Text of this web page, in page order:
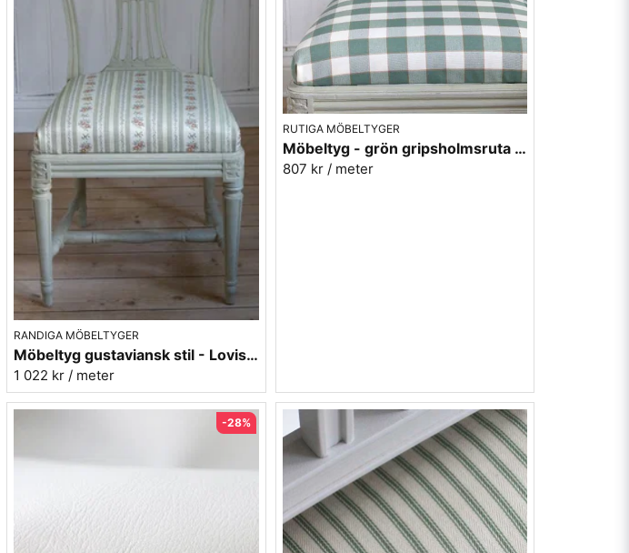
RANDIGA MÖBELTYGER
Möbeltyg gustaviansk stil - Lovisa grön nr 11/45
1 022 kr / meter
RUTIGA MÖBELTYGER
Möbeltyg - grön gripsholmsruta - Ekeby nr. 71
807 kr / meter
-28%